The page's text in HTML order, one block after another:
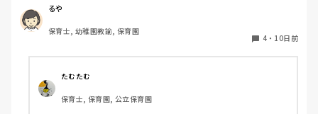
あと余談ですが、僕も3週間経たずして4月から異動した園に行
けなくなり、休職しました。今休職中で異動先をこれから決め
ていくところです。
それでまぁ、同じように人が辞めていくわと感じるところが多
の上にいる上司は、全くわかっていないようで、呆れました。
むしろ、1か月もいないで判断するのは早いと思うよ？って言
今までは4ヶ月目から使えていたような？
皆さんのところは新しい職員はいつから有給が使用出来ます
か？
るや
保育士, 幼稚園教諭, 保育園
4・ 10日前
たむたむ
保育士, 保育園, 公立保育園